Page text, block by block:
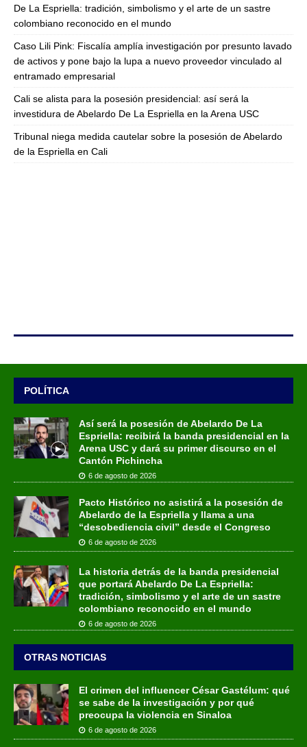
De La Espriella: tradición, simbolismo y el arte de un sastre
colombiano reconocido en el mundo
Caso Lili Pink: Fiscalía amplía investigación por presunto lavado
de activos y pone bajo la lupa a nuevo proveedor vinculado al
entramado empresarial
Cali se alista para la posesión presidencial: así será la
investidura de Abelardo De La Espriella en la Arena USC
Tribunal niega medida cautelar sobre la posesión de Abelardo
de la Espriella en Cali
POLÍTICA
Así será la posesión de Abelardo De La
Espriella: recibirá la banda presidencial en la
Arena USC y dará su primer discurso en el
Cantón Pichincha
6 de agosto de 2026
Pacto Histórico no asistirá a la posesión de
Abelardo de la Espriella y llama a una
“desobediencia civil” desde el Congreso
6 de agosto de 2026
La historia detrás de la banda presidencial
que portará Abelardo De La Espriella:
tradición, simbolismo y el arte de un sastre
colombiano reconocido en el mundo
6 de agosto de 2026
OTRAS NOTICIAS
El crimen del influencer César Gastélum: qué
se sabe de la investigación y por qué
preocupa la violencia en Sinaloa
6 de agosto de 2026